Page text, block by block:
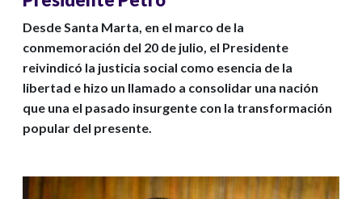
Desde Santa Marta, en el marco de la
conmemoración del 20 de julio, el Presidente
reivindicó la justicia social como esencia de la
libertad e hizo un llamado a consolidar una nación
que una el pasado insurgente con la transformación
popular del presente.